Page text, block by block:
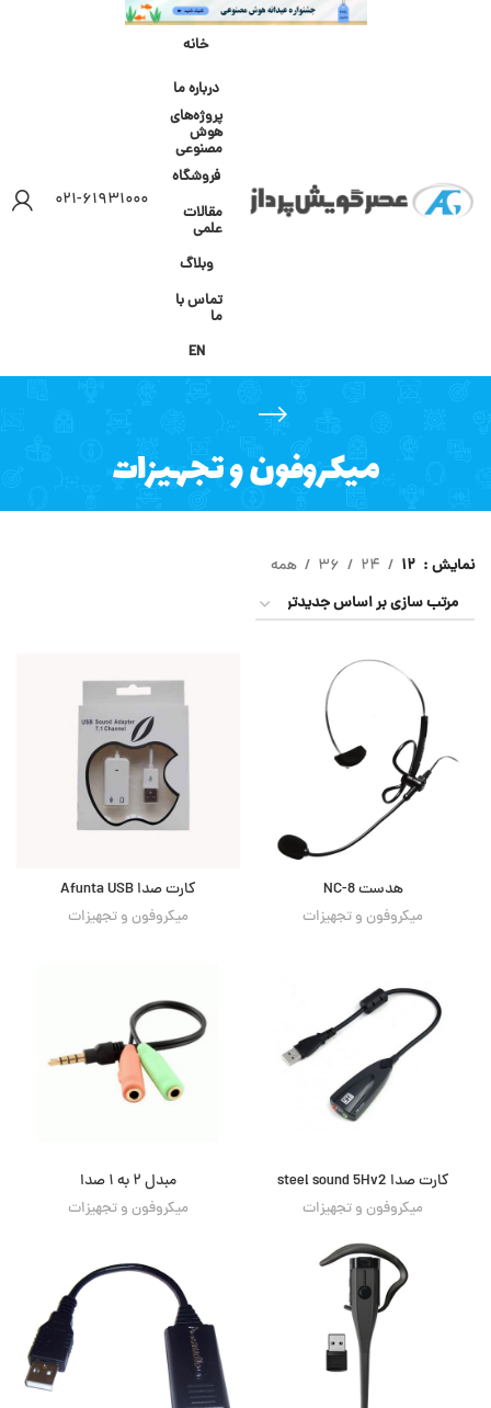
خانه
درباره ما
پروژه‌های
هوش
مصنوعی
فروشگاه
مقالات
علمی
وبلاگ
تماس با
ما
EN
۰۲۱-۶۱۹۳۱۰۰۰
میکروفون و تجهیزات
نمایش ۱۲ ۲۴ ۳۶ همه
هدست NC-8
میکروفون و تجهیزات
کارت صدا Afunta USB
میکروفون و تجهیزات
کارت صدا steel sound 5Hv2
میکروفون و تجهیزات
مبدل ۲ به ۱ صدا
میکروفون و تجهیزات